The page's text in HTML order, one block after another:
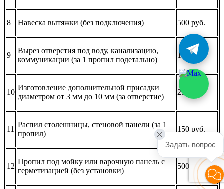
8 Навеска вытяжки (без подключения) 500 руб.
9
Вырез отверстия под воду, канализацию,
коммуникации (за 1 пропил подетально)
150 руб.
10
Изготовление дополнительной присадки
диаметром от 3 мм до 10 мм (за отверстие)
25 руб.
11
Распил столешницы, стеновой панели (за 1
пропил)
150 руб.
12
Пропил под мойку или варочную панель с
герметизацией (без установки)
500 руб.
Задать вопрос